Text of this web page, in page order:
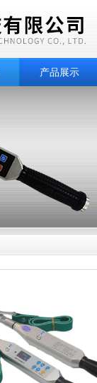
产品展示